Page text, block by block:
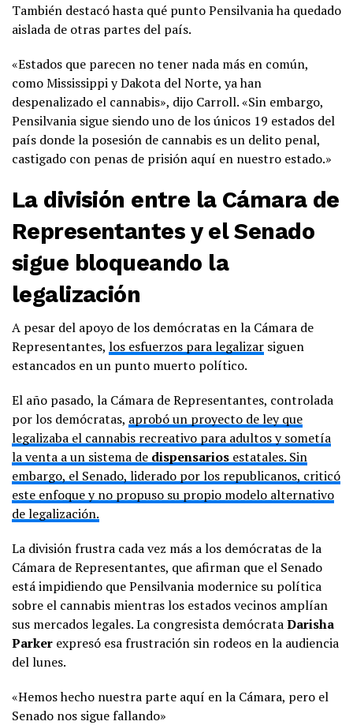
También destacó hasta qué punto Pensilvania ha quedado
aislada de otras partes del país.
«Estados que parecen no tener nada más en común,
como Mississippi y Dakota del Norte, ya han
despenalizado el cannabis», dijo Carroll. «Sin embargo,
Pensilvania sigue siendo uno de los únicos 19 estados del
país donde la posesión de cannabis es un delito penal,
castigado con penas de prisión aquí en nuestro estado.»
La división entre la Cámara de
Representantes y el Senado
sigue bloqueando la
legalización
A pesar del apoyo de los demócratas en la Cámara de
Representantes, los esfuerzos para legalizar siguen
estancados en un punto muerto político.
El año pasado, la Cámara de Representantes, controlada
por los demócratas, aprobó un proyecto de ley que
legalizaba el cannabis recreativo para adultos y sometía
la venta a un sistema de dispensarios estatales. Sin
embargo, el Senado, liderado por los republicanos, criticó
este enfoque y no propuso su propio modelo alternativo
de legalización.
La división frustra cada vez más a los demócratas de la
Cámara de Representantes, que afirman que el Senado
está impidiendo que Pensilvania modernice su política
sobre el cannabis mientras los estados vecinos amplían
sus mercados legales. La congresista demócrataDarisha
Parker expresó esa frustración sin rodeos en la audiencia
del lunes.
«Hemos hecho nuestra parte aquí en la Cámara, pero el
Senado nos sigue fallando»